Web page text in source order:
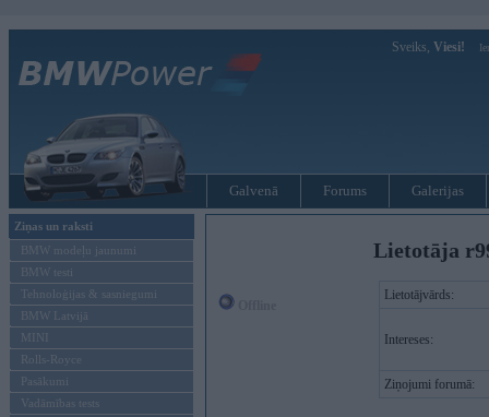
Sveiks, Viesi!
Galvenā Forums Galerijas
Ziņas un raksti
BMW modeļu jaunumi
BMW testi
Tehnoloģijas & sasniegumi
BMW Latvijā
MINI
Rolls-Royce
Pasākumi
Vadāmības tests
Lietotāja
Lietotājvārds:
Intereses:
Ziņojumi forumā: